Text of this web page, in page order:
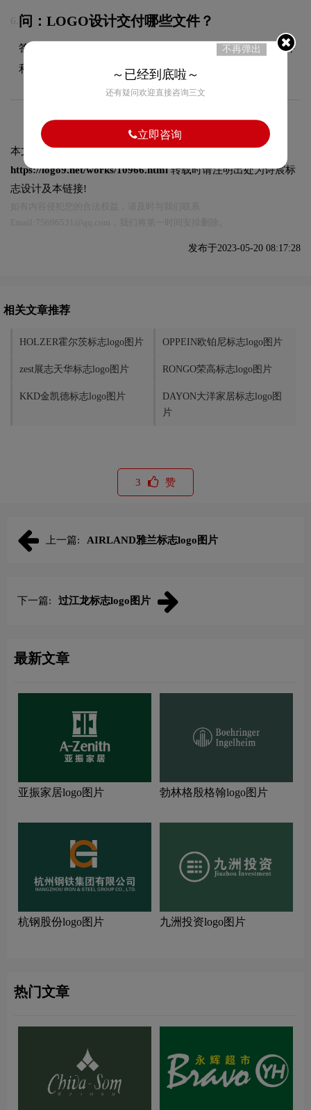
6. 问：LOGO设计交付哪些文件？
答：交付文件包含JPG、PDF、AI、PNG等多种格式的源文件
和展示文件，满足您在不同场景的使用需求。
本文标题和链接赛福化工标志logo图片:
https://logo9.net/works/10966.html转载时请注明出处为诗宸标
志设计及本链接!
发布于2023-05-20 08:17:28
相关文章推荐
HOLZER霍尔茨标志logo图片 OPPEIN欧铂尼标志logo图片
zest展志天华标志logo图片 RONGO荣高标志logo图片
KKD金凯德标志logo图片
DAYON大洋家居标志logo图
片
3 赞
上一篇: AIRLAND雅兰标志logo图片
下一篇: 过江龙标志logo图片
最新文章
亚振家居logo图片 勃林格殷格翰logo图片
杭钢股份logo图片 九洲投资logo图片
热门文章
不再弹出
～已经到底啦～
还有疑问欢迎直接咨询三文
立即咨询